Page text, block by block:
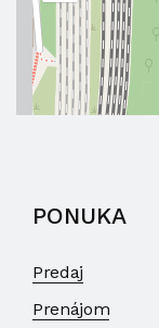
PONUKA
Predaj
Prenájom